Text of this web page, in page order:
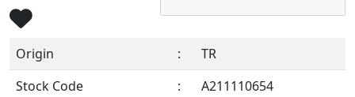
Origin :
TR
Stock Code
:
A211110654